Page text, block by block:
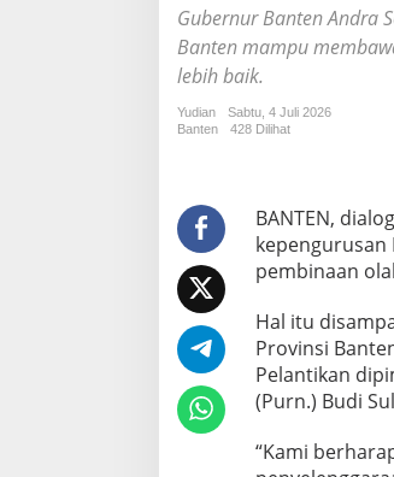
A
d
S
o
r
o
g
P
e
m
b
n
Gubernur Banten Andra
Banten mampu
lebih baik.
Yudian
Sabtu, 4 Juli 2026
Banten
428 Dilihat
BANTEN,
kepengurusan
pembinaan
Hal itu
Provinsi
Pelantikan
(Purn.) Budi
“Kami